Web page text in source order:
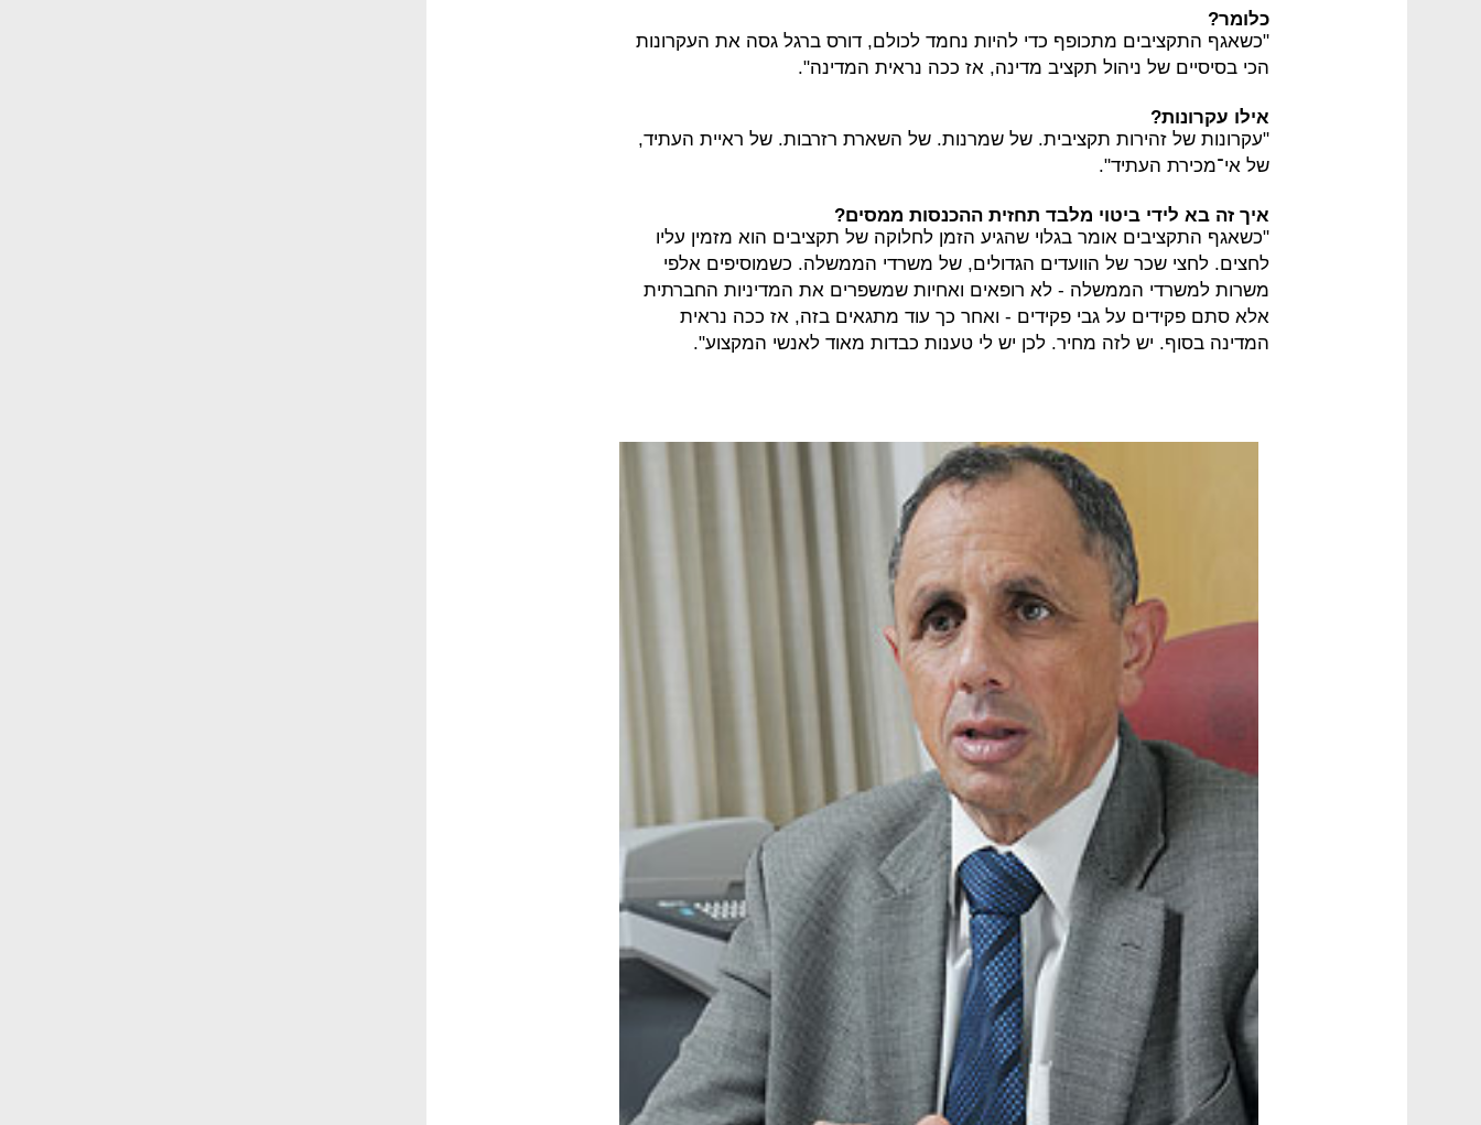
כלומר?
"כשאגף התקציבים מתכופף כדי להיות נחמד לכולם, דורס ברגל גסה את העקרונות
הכי בסיסיים של ניהול תקציב מדינה, אז ככה נראית המדינה".
אילו עקרונות?
"עקרונות של זהירות תקציבית. של שמרנות. של השארת רזרבות. של ראיית העתיד,
של אי־מכירת העתיד".
איך זה בא לידי ביטוי מלבד תחזית ההכנסות ממסים?
"כשאגף התקציבים אומר בגלוי שהגיע הזמן לחלוקה של תקציבים הוא מזמין עליו
לחצים. לחצי שכר של הוועדים הגדולים, של משרדי הממשלה. כשמוסיפים אלפי
משרות למשרדי הממשלה - לא רופאים ואחיות שמשפרים את המדיניות החברתית
אלא סתם פקידים על גבי פקידים - ואחר כך עוד מתגאים בזה, אז ככה נראית
המדינה בסוף. יש לזה מחיר. לכן יש לי טענות כבדות מאוד לאנשי המקצוע".